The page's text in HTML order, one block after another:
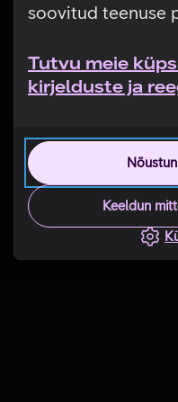
soovitud teenuse
Tutvu meie
kirjelduste ja
Keeldun